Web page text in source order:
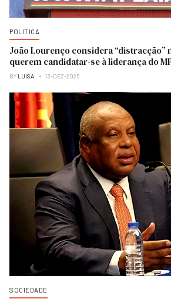
POLITICA
João Lourenço considera “distracção”
querem candidatar-se à liderança do
BY LUISA 13-DEZ-2025
SOCIEDADE